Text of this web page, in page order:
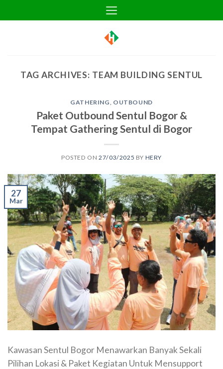
to
TAG ARCHIVES: TEAM BUILDING SENTUL
GATHERING OUTBOUND
Paket Outbound Sentul Bogor &
Tempat Gathering Sentul di Bogor
POSTED ON27/03/2025 BY HERY
27
Mar
Kawasan Sentul Bogor Menawarkan Banyak Sekali
Pilihan Lokasi & Paket Kegiatan Untuk Mensupport